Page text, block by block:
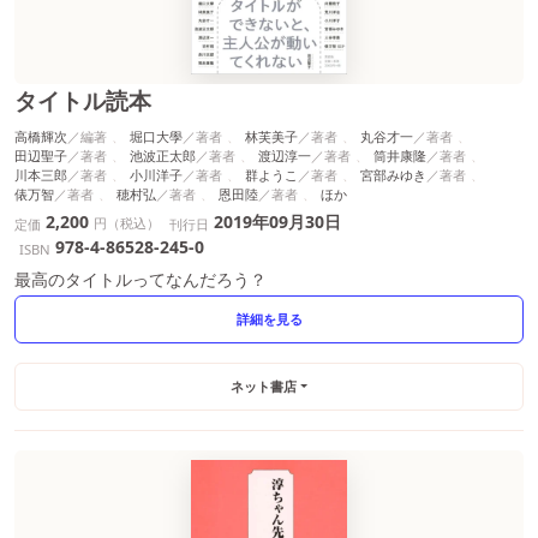
タイトル読本
高橋輝次 堀口大學 林芙美子
丸谷才一
田辺聖子
池波正太郎 渡辺淳一
筒井康隆
川本三郎
小川洋子 群ようこ
宮部みゆき
俵万智
穂村弘 恩田陸
ほか
定価 2,200 円（税込） 刊行日 2019年09月30日
ISBN 978-4-86528-245-0
最高のタイトルってなんだろう？
詳細を見る
ネット書店